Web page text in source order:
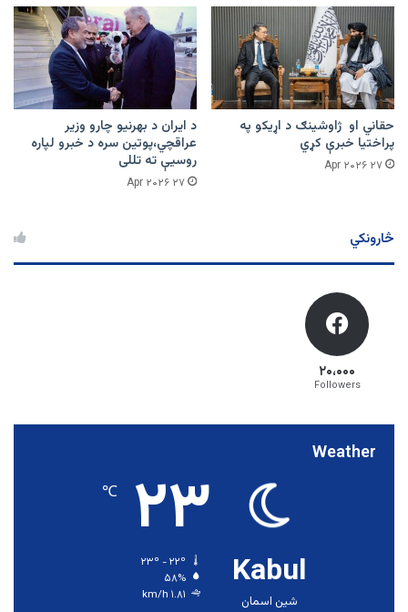
حقاني او ژاوشینګ د اړیکو په
پراختیا خبرې کړي
۲۷ Apr ۲۰۲۶
د ایران د بهرنیو چارو وزیر
عراقچي،پوتین سره د خبرو لپاره
روسیې ته تللی
۲۷ Apr ۲۰۲۶
څارونکي
۲۰،۰۰۰
Followers
Weather
Kabul
شین اسمان
۲۳ ℃
۵۸%
۱.۸۱ km/h